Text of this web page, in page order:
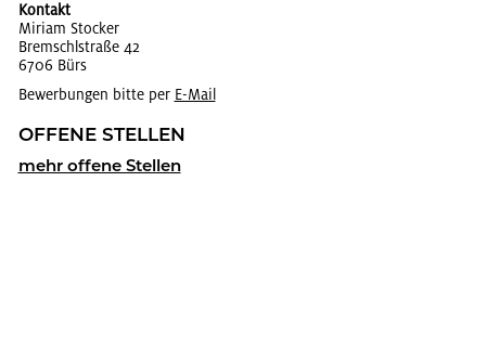
Kontakt
Mi­ri­am Sto­cker
Brem­schlstra­ße 42
6706 Bürs
Bewerbungen bitte per E-Mail
OF­FE­NE STEL­LEN
mehr of­fe­ne Stel­len